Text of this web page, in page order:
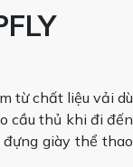
từ chất liệu vải dù
cầu thủ khi đi đến
đựng giày thể thao